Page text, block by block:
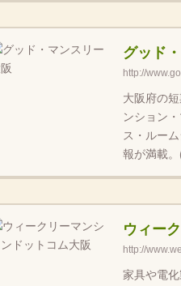
グッド
http://
大阪府の
ンション
ス・ルー
報が満載
ウィー
http://
家具や電